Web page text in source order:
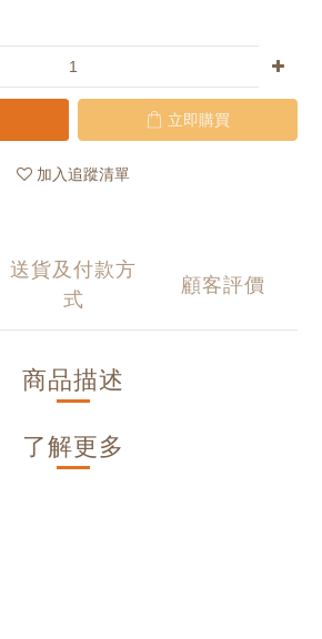
立即購買
加入追蹤清單
送貨及付款方
式
顧客評價
商品描述
了解更多